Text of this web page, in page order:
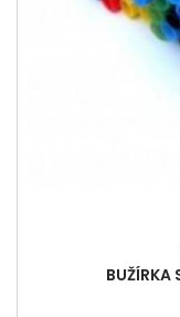
BUŽÍRKA